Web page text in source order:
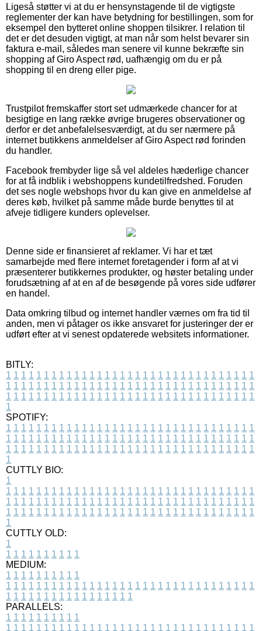
Ligeså støtter vi at du er hensynstagende til de vigtigste
reglementer der kan have betydning for bestillingen, som for
eksempel den bytteret online shoppen tilsikrer. I relation til
det er det desuden vigtigt, at man når som helst bevarer sin
faktura e-mail, således man senere vil kunne bekræfte sin
shopping af Giro Aspect rød, uafhængig om du er på
shopping til en dreng eller pige.
Trustpilot fremskaffer stort set udmærkede chancer for at
besigtige en lang række øvrige brugeres observationer og
derfor er det anbefalelsesværdigt, at du ser nærmere på
internet butikkens anmeldelser af Giro Aspect rød forinden
du handler.
Facebook frembyder lige så vel aldeles hæderlige chancer
for at få indblik i webshoppens kundetilfredshed. Foruden
det ses nogle webshops hvor du kan give en anmeldelse af
deres køb, hvilket på samme måde burde benyttes til at
afveje tidligere kunders oplevelser.
Denne side er finansieret af reklamer. Vi har et tæt
samarbejde med flere internet foretagender i form af at vi
præsenterer butikkernes produkter, og høster betaling under
forudsætning af at en af de besøgende på vores side udfører
en handel.
Data omkring tilbud og internet handler værnes om fra tid til
anden, men vi påtager os ikke ansvaret for justeringer der er
udført efter at vi senest opdaterede websitets informationer.
BITLY:
1 1 1 1 1 1 1 1 1 1 1 1 1 1 1 1 1 1 1 1 1 1 1 1 1 1 1 1 1 1 1 1 1
1 1 1 1 1 1 1 1 1 1 1 1 1 1 1 1 1 1 1 1 1 1 1 1 1 1 1 1 1 1 1 1 1
1 1 1 1 1 1 1 1 1 1 1 1 1 1 1 1 1 1 1 1 1 1 1 1 1 1 1 1 1 1 1 1 1
1
SPOTIFY:
1 1 1 1 1 1 1 1 1 1 1 1 1 1 1 1 1 1 1 1 1 1 1 1 1 1 1 1 1 1 1 1 1
1 1 1 1 1 1 1 1 1 1 1 1 1 1 1 1 1 1 1 1 1 1 1 1 1 1 1 1 1 1 1 1 1
1 1 1 1 1 1 1 1 1 1 1 1 1 1 1 1 1 1 1 1 1 1 1 1 1 1 1 1 1 1 1 1 1
1
CUTTLY BIO:
1
1 1 1 1 1 1 1 1 1 1 1 1 1 1 1 1 1 1 1 1 1 1 1 1 1 1 1 1 1 1 1 1 1
1 1 1 1 1 1 1 1 1 1 1 1 1 1 1 1 1 1 1 1 1 1 1 1 1 1 1 1 1 1 1 1 1
1 1 1 1 1 1 1 1 1 1 1 1 1 1 1 1 1 1 1 1 1 1 1 1 1 1 1 1 1 1 1 1 1
1
CUTTLY OLD:
1
1 1 1 1 1 1 1 1 1 1
MEDIUM:
1 1 1 1 1 1 1 1 1 1
1 1 1 1 1 1 1 1 1 1 1 1 1 1 1 1 1 1 1 1 1 1 1 1 1 1 1 1 1 1 1 1 1
1 1 1 1 1 1 1 1 1 1 1 1 1 1 1 1 1
PARALLELS:
1 1 1 1 1 1 1 1 1 1
1 1 1 1 1 1 1 1 1 1 1 1 1 1 1 1 1 1 1 1 1 1 1 1 1 1 1 1 1 1 1 1 1